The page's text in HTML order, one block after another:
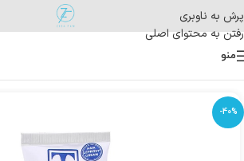
پرش به ناوبری
رفتن به محتوای اصلی
منو
-40%